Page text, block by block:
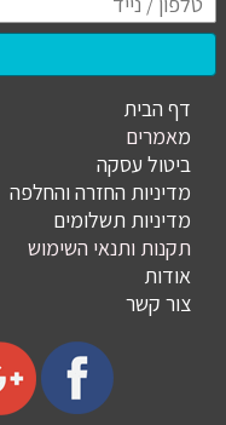
דף הבית
מאמרים
ביטול עסקה
מדיניות החזרה והחלפה
מדיניות תשלומים
תקנות ותנאי השימוש
אודות
צור קשר